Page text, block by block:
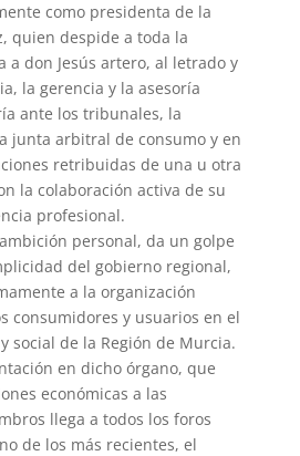
como presidenta de la
quien despide a toda la
a don Jesús artero, al letrado y
la gerencia y la asesoría
ante los tribunales, la
junta arbitral de consumo y en
retribuidas de una u otra
la colaboración activa de su
profesional.
personal, da un golpe
del gobierno regional,
a la organización
consumidores y usuarios en el
social de la Región de Murcia.
en dicho órgano, que
económicas a las
llega a todos los foros
de los más recientes, el